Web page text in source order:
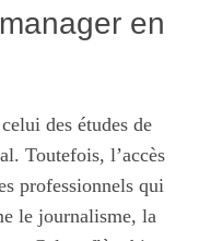
en
des études de
Toutefois, l’accès
professionnels qui
le journalisme, la